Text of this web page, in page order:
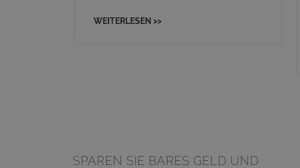
WEITERLESEN >>
SPAREN SIE BARES GELD UND